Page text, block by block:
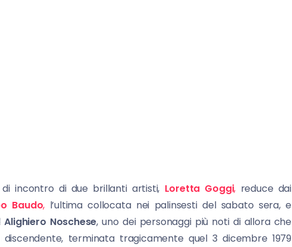
incontro di due brillanti artisti, Loretta Goggi, reduce dai
Baudo, l’ultima collocata nei palinsesti del sabato sera, e
Alighiero Noschese, uno dei personaggi più noti di allora che
terminata tragicamente quel 3 dicembre 1979